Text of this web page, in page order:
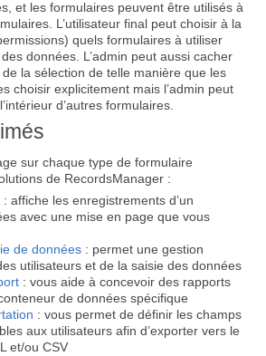
et les formulaires peuvent être utilisés à
L’utilisateur final peut choisir à la
quels formulaires à utiliser
données. L’admin peut aussi cacher
la sélection de telle manière que les
choisir explicitement mais l’admin peut
d’autres formulaires.
sur chaque type de formulaire
de RecordsManager :
: affiche les enregistrements d’un
avec une mise en page que vous
de données : permet une gestion
utilisateurs et de la saisie des données
: vous aide à concevoir des rapports
de données spécifique
: vous permet de définir les champs
aux utilisateurs afin d’exporter vers le
et/ou CSV